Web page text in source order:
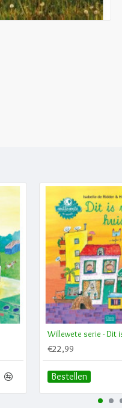
Willewete serie - Dit
€22,99
Bestellen